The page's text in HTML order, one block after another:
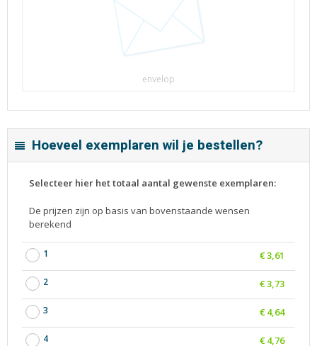
envelop
Hoeveel exemplaren wil je bestellen?
Selecteer hier het totaal aantal gewenste exemplaren:
De prijzen zijn op basis van bovenstaande wensen
berekend
1
2
3
4
€ 3,61
€ 3,73
€ 4,64
€ 4,76